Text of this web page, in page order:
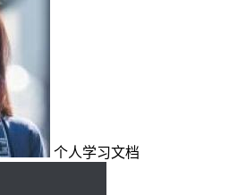
个人学习文档